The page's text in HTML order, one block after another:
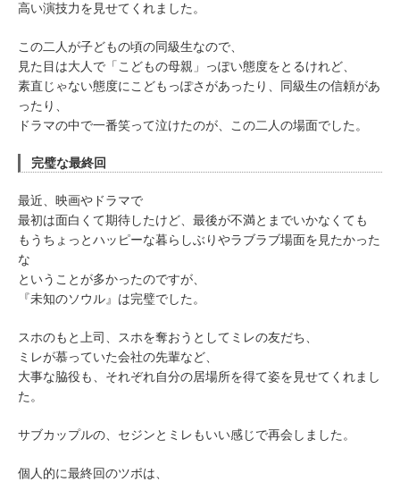
高い演技力を見せてくれました。
この二人が子どもの頃の同級生なので、
見た目は大人で「こどもの母親」っぽい態度をとるけれど、
素直じゃない態度にこどもっぽさがあったり、同級生の信頼があ
ったり、
ドラマの中で一番笑って泣けたのが、この二人の場面でした。
完璧な最終回
最近、映画やドラマで
最初は面白くて期待したけど、最後が不満とまでいかなくても
もうちょっとハッピーな暮らしぶりやラブラブ場面を見たかった
な
ということが多かったのですが、
『未知のソウル』は完璧でした。
スホのもと上司、スホを奪おうとしてミレの友だち、
ミレが慕っていた会社の先輩など、
大事な脇役も、それぞれ自分の居場所を得て姿を見せてくれまし
た。
サブカップルの、セジンとミレもいい感じで再会しました。
個人的に最終回のツボは、